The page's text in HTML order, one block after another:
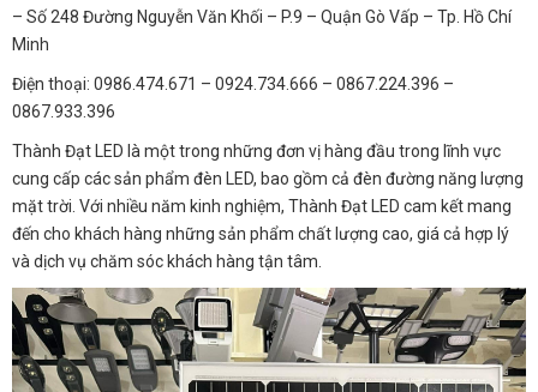
– Số 248 Đường Nguyễn Văn Khối – P.9 – Quận Gò Vấp – Tp. Hồ Chí
Minh
Điện thoại: 0986.474.671 – 0924.734.666 – 0867.224.396 –
0867.933.396
Thành Đạt LED là một trong những đơn vị hàng đầu trong lĩnh vực
cung cấp các sản phẩm đèn LED, bao gồm cả đèn đường năng lượng
mặt trời. Với nhiều năm kinh nghiệm, Thành Đạt LED cam kết mang
đến cho khách hàng những sản phẩm chất lượng cao, giá cả hợp lý
và dịch vụ chăm sóc khách hàng tận tâm.